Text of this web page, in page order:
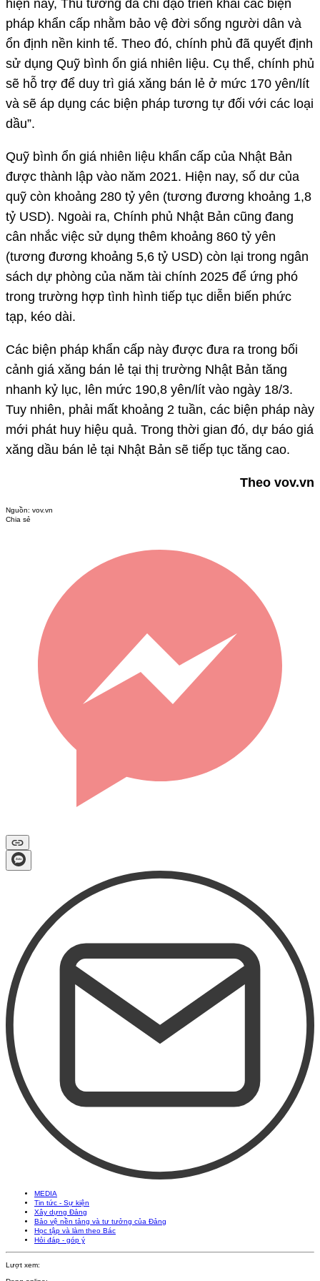
hiện nay, Thủ tướng đã chỉ đạo triển khai các biện
pháp khẩn cấp nhằm bảo vệ đời sống người dân và
ổn định nền kinh tế. Theo đó, chính phủ đã quyết định
sử dụng Quỹ bình ổn giá nhiên liệu. Cụ thể, chính phủ
sẽ hỗ trợ để duy trì giá xăng bán lẻ ở mức 170 yên/lít
và sẽ áp dụng các biện pháp tương tự đối với các loại
dầu”.
Quỹ bình ổn giá nhiên liệu khẩn cấp của Nhật Bản
được thành lập vào năm 2021. Hiện nay, số dư của
quỹ còn khoảng 280 tỷ yên (tương đương khoảng 1,8
tỷ USD). Ngoài ra, Chính phủ Nhật Bản cũng đang
cân nhắc việc sử dụng thêm khoảng 860 tỷ yên
(tương đương khoảng 5,6 tỷ USD) còn lại trong ngân
sách dự phòng của năm tài chính 2025 để ứng phó
trong trường hợp tình hình tiếp tục diễn biến phức
tạp, kéo dài.
Các biện pháp khẩn cấp này được đưa ra trong bối
cảnh giá xăng bán lẻ tại thị trường Nhật Bản tăng
nhanh kỷ lục, lên mức 190,8 yên/lít vào ngày 18/3.
Tuy nhiên, phải mất khoảng 2 tuần, các biện pháp này
mới phát huy hiệu quả. Trong thời gian đó, dự báo giá
xăng dầu bán lẻ tại Nhật Bản sẽ tiếp tục tăng cao.
Theo vov.vn
Nguồn: vov.vn
Chia sẻ
MEDIA
Tin tức - Sự kiện
Xây dựng Đảng
Bảo vệ nền tảng và tư tưởng của Đảng
Học tập và làm theo Bác
Hỏi đáp - góp ý
Lượt xem: